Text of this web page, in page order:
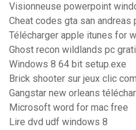
Visionneuse powerpoint
Cheat codes gta san andreas
Télécharger apple itunes for
Ghost recon wildlands pc
Windows 8 64 bit setup.exe
Brick shooter sur jeux clic com
Gangstar new orleans
Microsoft word for mac free
Lire dvd udf windows 8